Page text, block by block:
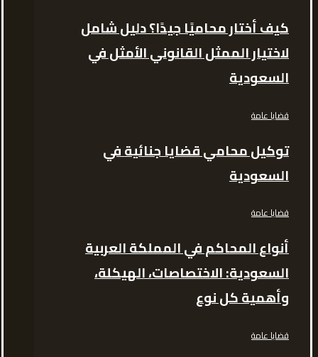
كيف أختار محاميًا جيدًا؟ دليل شامل
لاختيار الممثل القانوني الأمثل في
السعودية
قضايا عامة
توكيل محامي قضايا جنائية في
السعودية
قضايا عامة
أنواع المحاكم في المملكة العربية
السعودية: الاختصاصات، الهيكلة،
وأهمية كل نوع
قضايا عامة